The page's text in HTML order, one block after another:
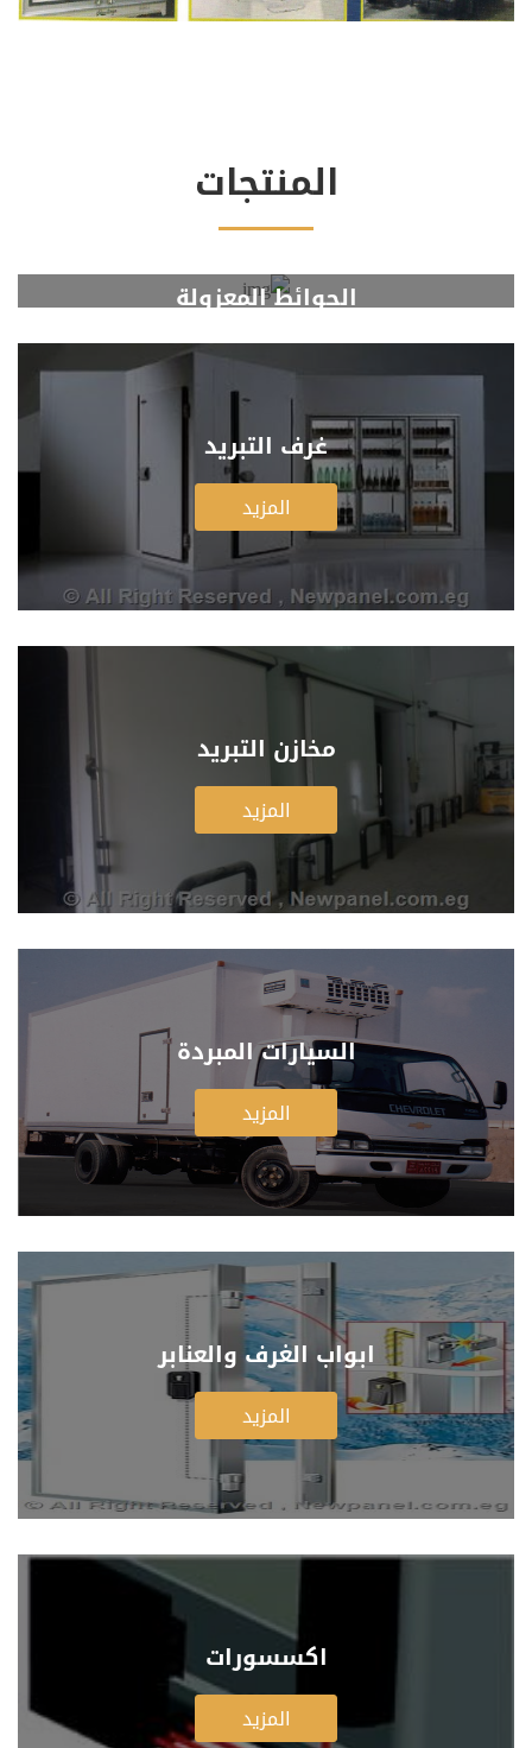
المنتجات
الحوائط المعزولة
غرف التبريد
المزيد
مخازن التبريد
المزيد
السيارات المبردة
المزيد
ابواب الغرف والعنابر
المزيد
اكسسورات
المزيد